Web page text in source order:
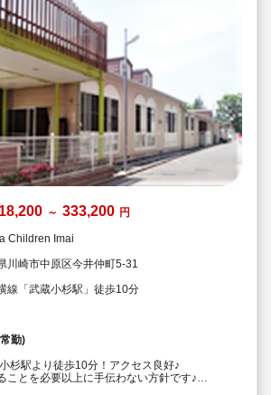
～ 333,200 円
Children Imai
川崎市中原区今井仲町5-31
線「武蔵小杉駅」徒歩10分
勤)
杉駅より徒歩10分！アクセス良好♪
ことを必要以上に手伝わない方針です♪